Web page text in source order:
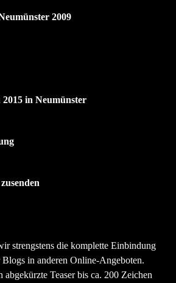
2009
in Neumünster
strengstens die komplette Einbindung
in anderen Online-Angeboten.
Teaser bis ca. 200 Zeichen